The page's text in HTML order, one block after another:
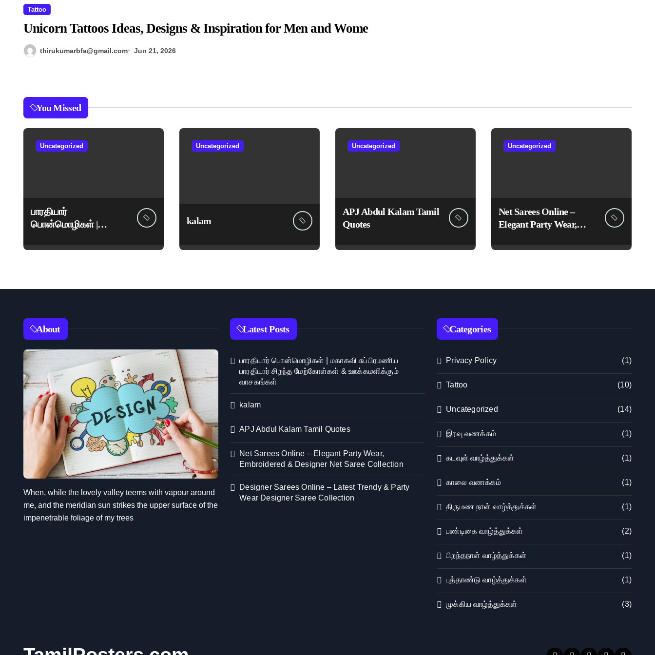
Tattoo
Unicorn Tattoos Ideas, Designs & Inspiration for Men and Wome
thirukumarbfa@gmail.com Jun 21, 2026
You Missed
Uncategorized
பாரதியார்
பொன்மொழிகள் |
பாரதியார் சிறந்த
வாசகங்கள்
Uncategorized
kalam
Uncategorized
APJ Abdul Kalam Tamil
Quotes
Uncategorized
Net Sarees Online –
Elegant Party Wear,
Designer Net Saree
About
When, while the lovely valley teems with vapour around
me, and the meridian sun strikes the upper surface of the
impenetrable foliage of my trees
Latest Posts
பாரதியார் பொன்மொழிகள் | மகாகவி சுப்பிரமணிய
பாரதியார் சிறந்த மேற்கோள்கள் & ஊக்கமளிக்கும்
வாசகங்கள்
kalam
APJ Abdul Kalam Tamil Quotes
Net Sarees Online – Elegant Party Wear,
Embroidered & Designer Net Saree Collection
Designer Sarees Online – Latest Trendy & Party
Wear Designer Saree Collection
Categories
Privacy Policy (1)
Tattoo (10)
Uncategorized (14)
இரவு வணக்கம் (1)
கடவுள் வாழ்த்துக்கள் (1)
காலை வணக்கம் (1)
திருமண நாள் வாழ்த்துக்கள் (1)
பண்டிகை வாழ்த்துக்கள் (2)
பிறந்தநாள் வாழ்த்துக்கள் (1)
புத்தாண்டு வாழ்த்துக்கள் (1)
முக்கிய வாழ்த்துக்கள் (3)